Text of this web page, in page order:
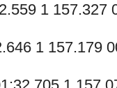
1 157.327
1 157.179